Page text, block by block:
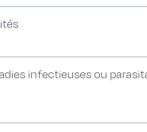
infectieuses ou